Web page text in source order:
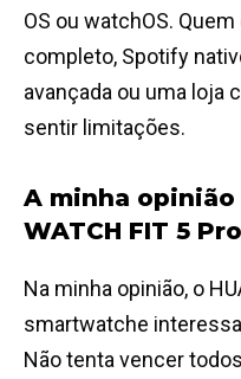
OS ou watchOS.
completo, Spotify
avançada ou uma loja
sentir limitações.
A minha opinião
WATCH FIT 5 Pro
Na minha opinião, o
smartwatche
Não tenta vencer